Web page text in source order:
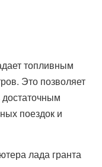
топливным
Это позволяет
поездок и
лада гранта